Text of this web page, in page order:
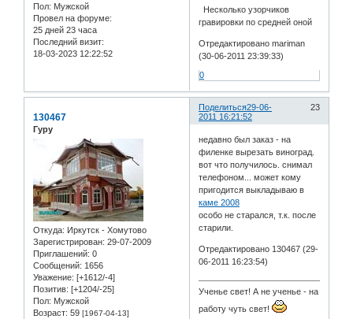
Пол: Мужской
Провел на форуме:
25 дней 23 часа
Последний визит:
18-03-2023 12:22:52
Несколько узорчиков
гравировки по средней оной
Отредактировано mariman
(30-06-2011 23:39:33)
0
Поделиться 23
29-06-
2011 16:21:52
130467
Гуру
Откуда: Иркутск - Хомутово
Зарегистрирован: 29-07-2009
Приглашений: 0
Сообщений: 1656
Уважение: [+1612/-4]
Позитив: [+1204/-25]
Пол: Мужской
Возраст: 59 [1967-04-13]
недавно был заказ - на
филенке вырезать виноград.
вот что получилось. снимал
телефоном... может кому
пригодится выкладываю в
каме 2008
особо не старался, т.к. после
старили.
Отредактировано 130467 (29-
06-2011 16:23:54)
Ученье свет! А не ученье - на
работу чуть свет!